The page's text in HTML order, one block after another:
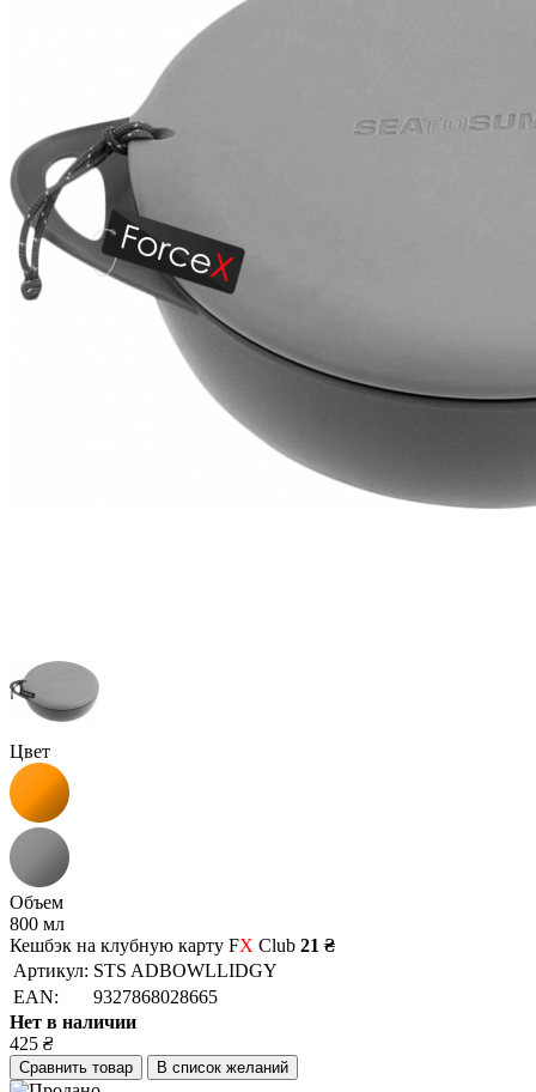
Цвет
Объем
800 мл
Кешбэк на клубную карту FX Club 21 ₴
Артикул: STS ADBOWLLIDGY
EAN:
9327868028665
Нет в наличии
425 ₴
Сравнить товар В список желаний